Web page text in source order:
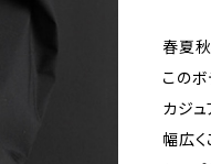
春夏
このボ
カジ
幅広く